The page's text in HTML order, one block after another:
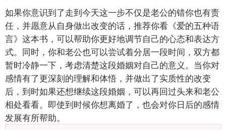
如果你意识到了走到今天这一步不仅是老公的错你也有责
任，并愿意从自身做出改变的话，推荐你看《爱的五种语
言》这本书，可以帮助你更好地调节自己的心态和表达方
式。同时，你和老公也可以尝试着分居一段时间，双方都
暂时冷静一下，考虑清楚这段婚姻对自己的意义。当你对
感情有了更深刻的理解和体悟，并做出了实质性的改变
后，到时如果还想继续这段婚姻，可以再回过头来和老公
相处看看。即使到时候你想离婚了，也会对你日后的感情
发展有所帮助。
微信用户 圆圈 通过此页面咨询，已获得专属情感方
案
浙江-杭州 183****4847
32分钟前
微信用户 Vnno 通过此页面咨询，已获得专属情感方
案
广东-深圳 139****2256
15分钟前
微信用户 大太阳 通过此页面咨询，已获得专属情感
方案